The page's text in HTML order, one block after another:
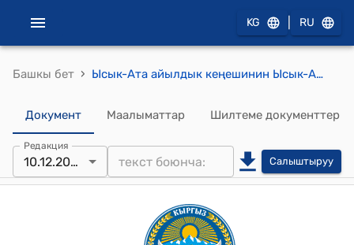
KG RU
Башкы бет › Ысык-Ата айылдык кеңешинин Ысык-Ата районунун 2025-жылдын 10-декабрындагы № 63/ХIII-29 "Кебек-Бий айылындагы Эргалы көчөсүнүн 1 (бир) км жолун асфальт басуу жөнүндө” долбооруна макулдук берүү жана өздүк салымын кароо жөнүндө" токтому
Документ Маалыматтар Шилтеме документтер
Редакция
10.12.2025 Салыштыруу